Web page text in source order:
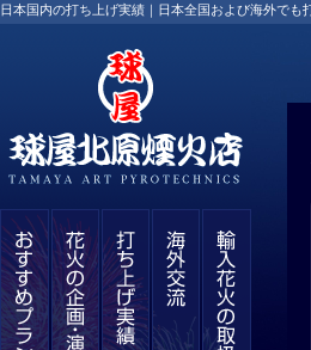
日本国内の打ち上げ実績｜日本全国および海外でも